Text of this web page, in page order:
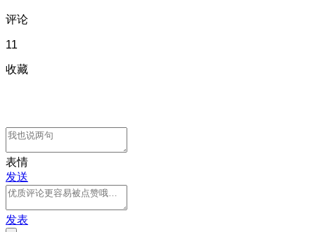
评论
11
收藏
表情
发送
发表